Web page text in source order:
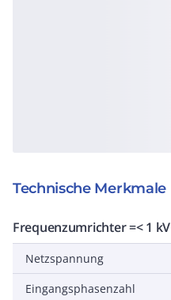
Technische Merkmale
Frequenzumrichter =< 1 kV
Netzspannung
Eingangsphasenzahl